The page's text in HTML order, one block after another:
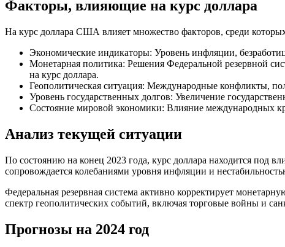
Факторы, влияющие на курс доллара
На курс доллара США влияет множество факторов, среди
Экономические индикаторы: Уровень инфляции,
Монетарная политика: Решения Федеральной резервной
на курс доллара.
Геополитическая ситуация: Международные конфликты,
Уровень государственных долгов: Увеличение
Состояние мировой экономики: Влияние международных
Анализ текущей ситуации
По состоянию на конец 2023 года, курс доллара находится под
сопровождается колебаниями уровня инфляции и
Федеральная резервная система активно корректирует
спектр геополитических событий, включая торговые войны и
Прогнозы на 2024 год